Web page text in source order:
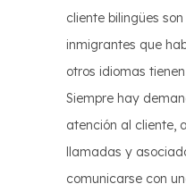
cliente bilingües
inmigrantes que
otros idiomas
Siempre hay
atención al cliente,
llamadas y
comunicarse con